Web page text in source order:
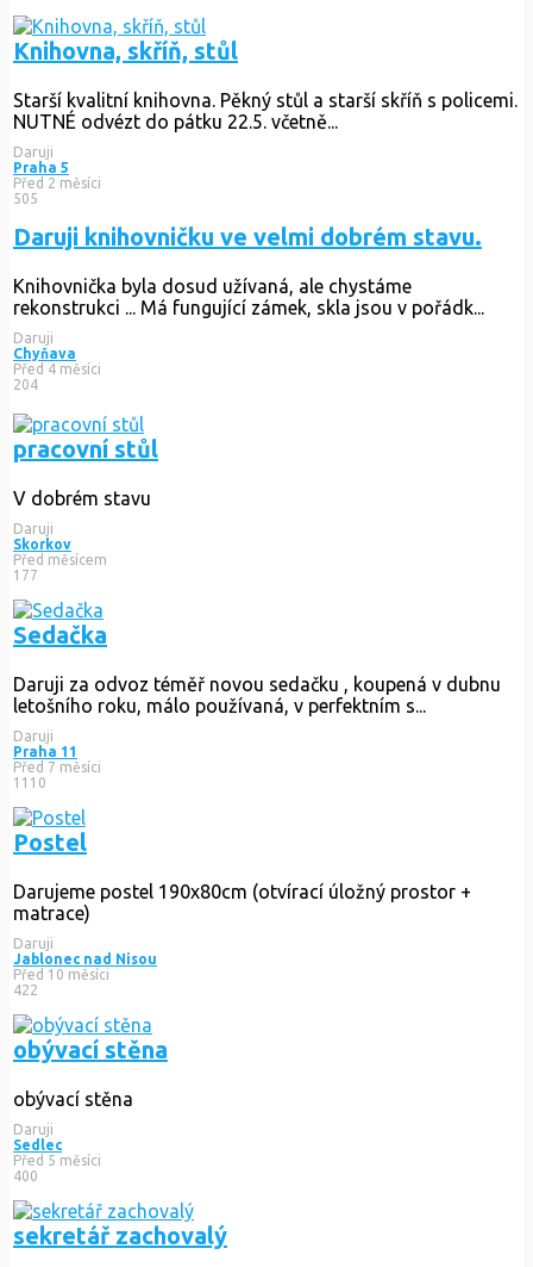
Knihovna, skříň, stůl
Starší kvalitní knihovna. Pěkný stůl a starší skříň s policemi.
NUTNÉ odvézt do pátku 22.5. včetně...
Daruji
Praha 5
Před 2 měsíci
505
Daruji knihovničku ve velmi dobrém stavu.
Knihovnička byla dosud užívaná, ale chystáme
rekonstrukci ... Má fungující zámek, skla jsou v pořádk...
Daruji
Chyňava
Před 4 měsíci
204
pracovní stůl
V dobrém stavu
Daruji
Skorkov
Před měsícem
177
Sedačka
Daruji za odvoz téměř novou sedačku , koupená v dubnu
letošního roku, málo používaná, v perfektním s...
Daruji
Praha 11
Před 7 měsíci
1110
Postel
Darujeme postel 190x80cm (otvírací úložný prostor +
matrace)
Daruji
Jablonec nad Nisou
Před 10 měsíci
422
obývací stěna
obývací stěna
Daruji
Sedlec
Před 5 měsíci
400
sekretář zachovalý